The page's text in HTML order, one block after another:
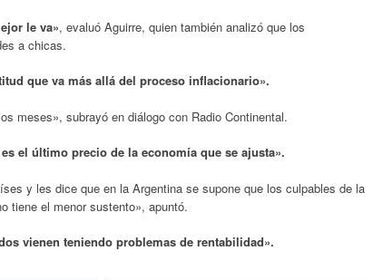
le va», evaluó Aguirre, quien también analizó que los
a chicas.
que va más allá del proceso inflacionario».
meses», subrayó en diálogo con Radio Continental.
el último precio de la economía que se ajusta».
y les dice que en la Argentina se supone que los culpables de la
tiene el menor sustento», apuntó.
vienen teniendo problemas de rentabilidad».